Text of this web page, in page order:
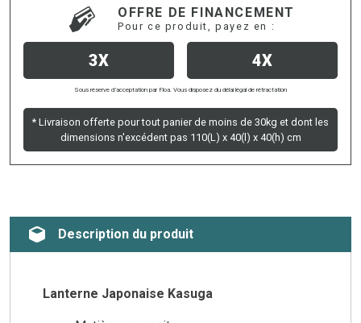
OFFRE DE FINANCEMENT
Pour ce produit, payez en :
3X 4X
Sous réserve d’acceptation par Floa. Vous disposez du délai légal de rétractation
* Livraison offerte pour tout panier de moins de 30kg et dont les
dimensions n'excédent pas 110(L) x 40(l) x 40(h) cm
Description du produit
Lanterne Japonaise Kasuga